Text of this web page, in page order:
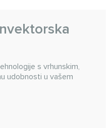
s vrhunskim,
udobnosti u vašem